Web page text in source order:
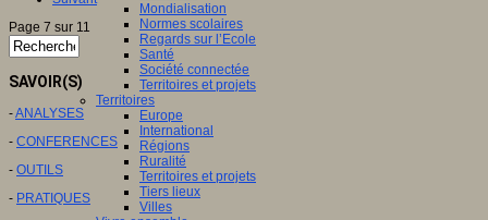
Mondialisation
Normes scolaires
Regards sur l’Ecole
Santé
Société connectée
Territoires et projets
Territoires
Europe
International
Régions
Ruralité
Territoires et projets
Tiers lieux
Villes
Page 7 sur 11
SAVOIR(S)
-ANALYSES
- CONFERENCES
- OUTILS
- PRATIQUES